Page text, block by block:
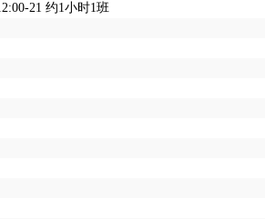
21 约1小时1班